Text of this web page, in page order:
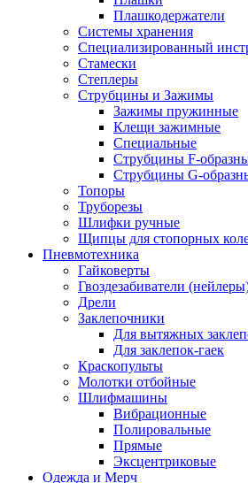
Плашкодержатели
Системы хранения
Специализированный
Стамески
Степлеры
Струбцины и Зажимы
Зажимы пружинные
Клещи зажимные
Специальные
Струбцины F-
Струбцины G-
Топоры
Труборезы
Шлифки ручные
Щипцы для стопорных
Пневмотехника
Гайковерты
Гвоздезабиватели
Дрели
Заклепочники
Для вытяжных
Для заклепок-гаек
Краскопульты
Молотки отбойные
Шлифмашины
Вибрационные
Полировальные
Прямые
Эксцентриковые
Одежда и Мерч